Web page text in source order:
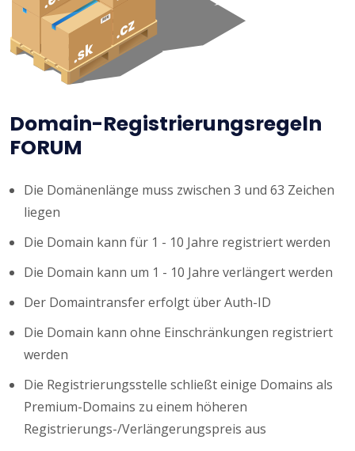
Domain-Registrierungsregeln
FORUM
Die Domänenlänge muss zwischen 3 und 63 Zeichen
liegen
Die Domain kann für 1 - 10 Jahre registriert werden
Die Domain kann um 1 - 10 Jahre verlängert werden
Der Domaintransfer erfolgt über Auth-ID
Die Domain kann ohne Einschränkungen registriert
werden
Die Registrierungsstelle schließt einige Domains als
Premium-Domains zu einem höheren
Registrierungs-/Verlängerungspreis aus